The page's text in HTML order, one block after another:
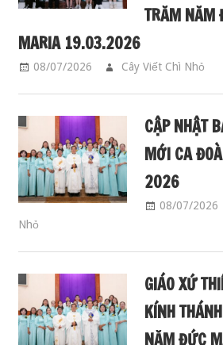
TRĂM NĂM
MARIA 19.03.2026
08/07/2026 Cây Viết Chì Nhỏ
CẬP NHẬT
MỚI CA
2026
08/07/2026
Nhỏ
GIÁO XỨ
KÍNH
NĂM ĐỨC